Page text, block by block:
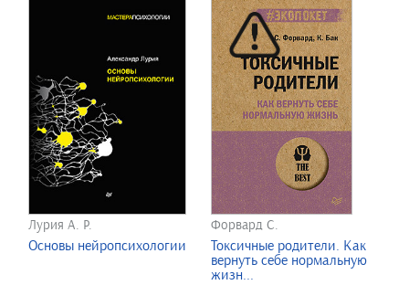
Лурия А. Р.
Основы нейропсихологии
Форвард С.
Токсичные родители. Как
вернуть себе нормальную
жизн...